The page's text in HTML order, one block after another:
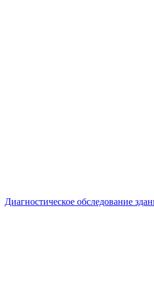
Диагностическое обследование